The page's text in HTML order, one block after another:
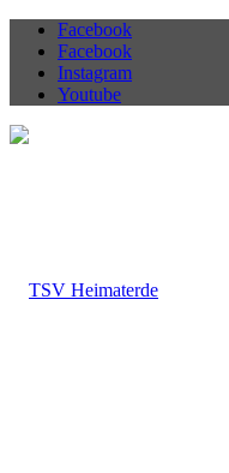
Facebook
Facebook
Instagram
Youtube